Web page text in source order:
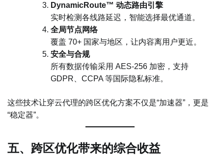
DynamicRoute™ 动态路由引擎
实时检测各线路延迟，智能选择最优通道。
全局节点网络
覆盖 70+ 国家与地区，让内容离用户更近。
安全与合规
所有数据传输采用 AES-256 加密，支持
GDPR、CCPA 等国际隐私标准。
这些技术让穿云代理的跨区优化方案不仅是“加速器”，更是
“稳定器”。
五、跨区优化带来的综合收益